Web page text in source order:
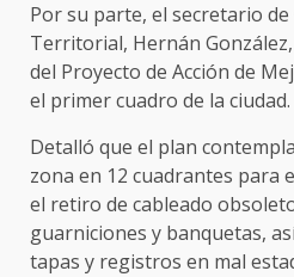
Por su parte, el secretario
Territorial, Hernán
del Proyecto de Acción de
el primer cuadro de la ciudad.
Detalló que el plan
zona en 12 cuadrantes para
el retiro de cableado
guarniciones y banquetas,
tapas y registros en mal